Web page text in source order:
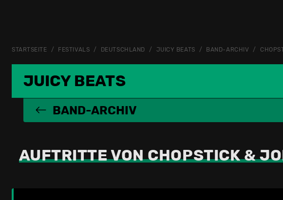
STARTSEITE FESTIVALS DEUTSCHLAND JUICY BEATS BAND-ARCHIV
JUICY BEATS
BAND-ARCHIV
AUFTRITTE VON CHOPSTICK &